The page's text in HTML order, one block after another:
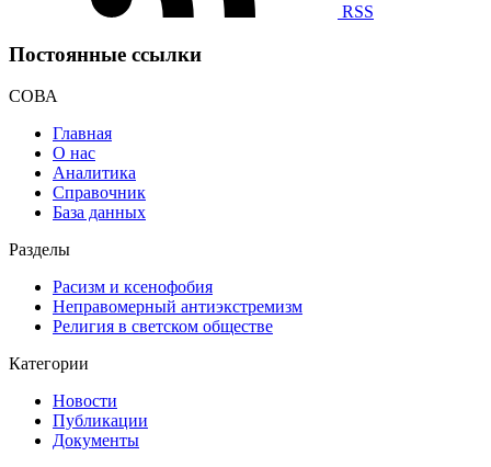
RSS
Постоянные ссылки
СОВА
Главная
О нас
Аналитика
Справочник
База данных
Разделы
Расизм и ксенофобия
Неправомерный антиэкстремизм
Религия в светском обществе
Категории
Новости
Публикации
Документы